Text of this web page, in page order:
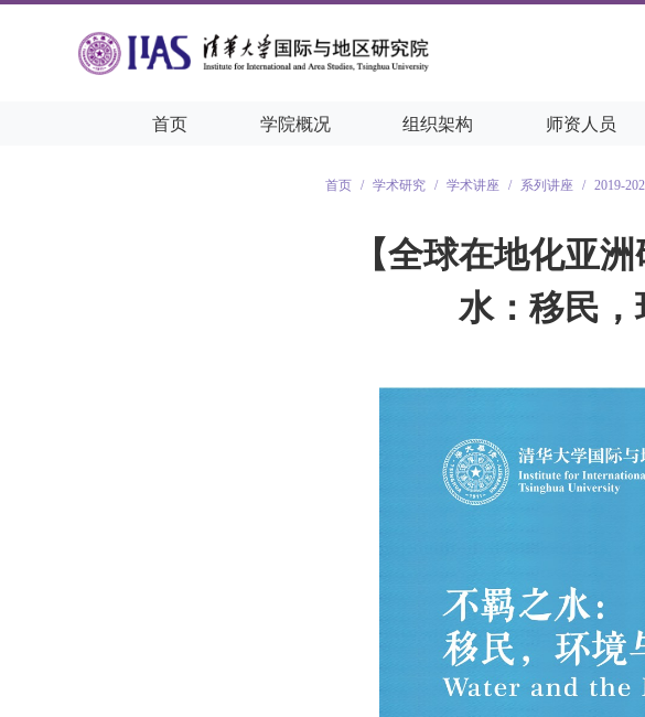
首页 学院概况 组织架构 师资人员
首页 / 学术研究 / 学术讲座 / 系列讲座 / 2019-
【全球在地化亚
水：移民